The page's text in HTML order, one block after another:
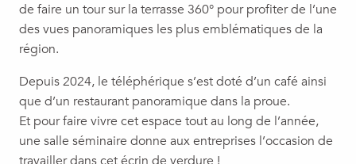
de faire un tour sur la terrasse 360° pour profiter de l’une
des vues panoramiques les plus emblématiques de la
région.
Depuis 2024, le téléphérique s’est doté d’un café ainsi
que d’un restaurant panoramique dans la proue.
Et pour faire vivre cet espace tout au long de l’année,
une salle séminaire donne aux entreprises l’occasion de